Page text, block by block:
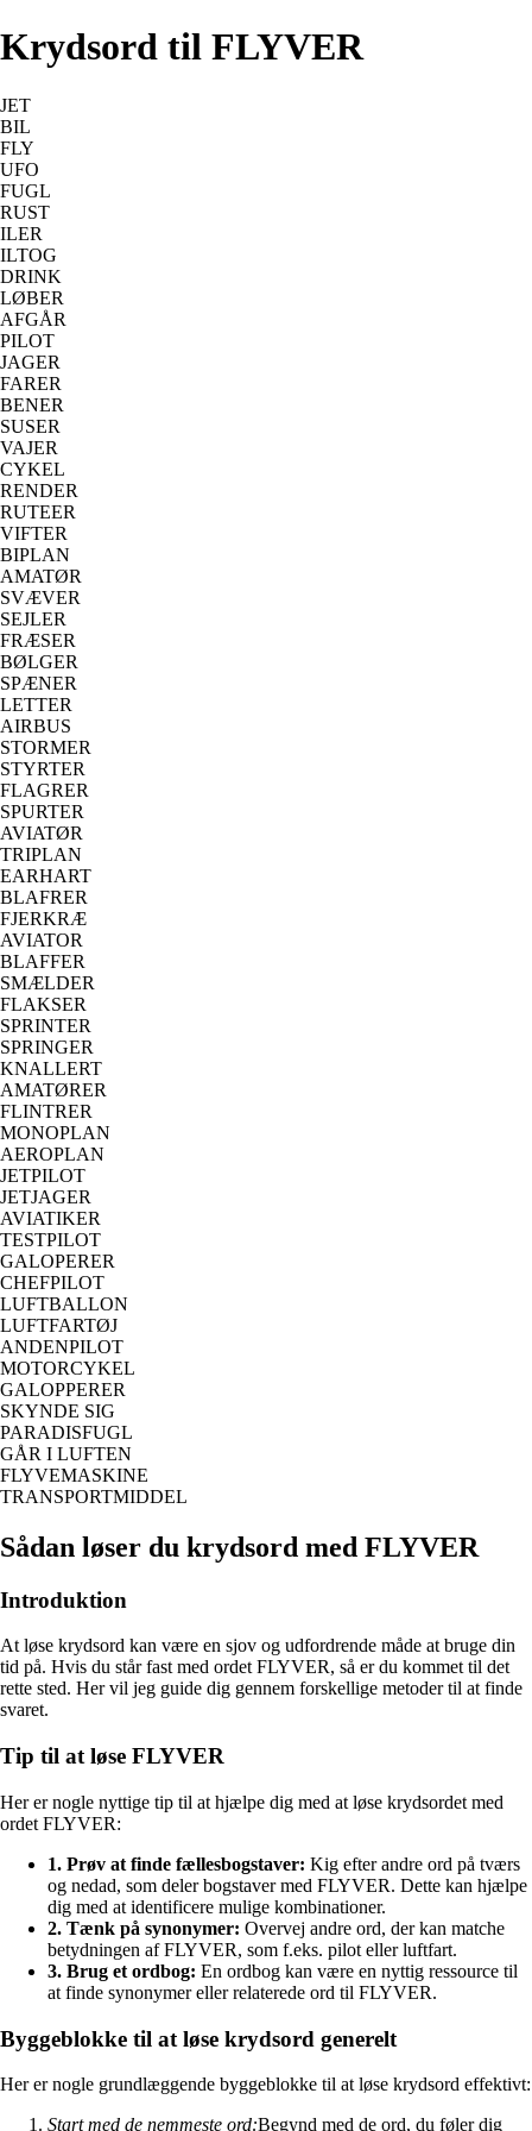
Krydsord til FLYVER
JET
BIL
FLY
UFO
FUGL
RUST
ILER
ILTOG
DRINK
LØBER
AFGÅR
PILOT
JAGER
FARER
BENER
SUSER
VAJER
CYKEL
RENDER
RUTEER
VIFTER
BIPLAN
AMATØR
SVÆVER
SEJLER
FRÆSER
BØLGER
SPÆNER
LETTER
AIRBUS
STORMER
STYRTER
FLAGRER
SPURTER
AVIATØR
TRIPLAN
EARHART
BLAFRER
FJERKRÆ
AVIATOR
BLAFFER
SMÆLDER
FLAKSER
SPRINTER
SPRINGER
KNALLERT
AMATØRER
FLINTRER
MONOPLAN
AEROPLAN
JETPILOT
JETJAGER
AVIATIKER
TESTPILOT
GALOPERER
CHEFPILOT
LUFTBALLON
LUFTFARTØJ
ANDENPILOT
MOTORCYKEL
GALOPPERER
SKYNDE SIG
PARADISFUGL
GÅR I LUFTEN
FLYVEMASKINE
TRANSPORTMIDDEL
Sådan løser du krydsord med FLYVER
Introduktion
At løse krydsord kan være en sjov og udfordrende måde at bruge din
tid på. Hvis du står fast med ordet FLYVER, så er du kommet til det
rette sted. Her vil jeg guide dig gennem forskellige metoder til at finde
svaret.
Tip til at løse FLYVER
Her er nogle nyttige tip til at hjælpe dig med at løse krydsordet med
ordet FLYVER:
1. Prøv at finde fællesbogstaver: Kig efter andre ord på tværs
og nedad, som deler bogstaver med FLYVER. Dette kan hjælpe
dig med at identificere mulige kombinationer.
2. Tænk på synonymer: Overvej andre ord, der kan matche
betydningen af FLYVER, som f.eks. pilot eller luftfart.
3. Brug et ordbog: En ordbog kan være en nyttig ressource til
at finde synonymer eller relaterede ord til FLYVER.
Byggeblokke til at løse krydsord generelt
Her er nogle grundlæggende byggeblokke til at løse krydsord effektivt:
Start med de nemmeste ord:Begynd med de ord, du føler dig